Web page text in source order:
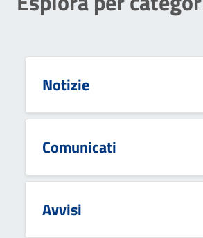
Notizie
Comunicati
Avvisi